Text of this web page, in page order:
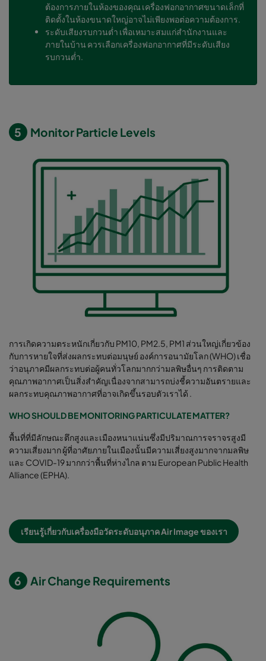
ต้องการภายในห้องของคุณ เครื่องฟอกอากาศขนาดเล็กที่
ติดตั้งในห้องขนาดใหญ่อาจไม่เพียงพอต่อความต้องการ.
ระดับเสียงรบกวนต่ำ เพื่อเหมาะสมแก่สำนักงานและ
ภายในบ้าน ควรเลือกเครื่องฟอกอากาศที่มีระดับเสียง
รบกวนต่ำ.
5 Monitor Particle Levels
การเกิดความตระหนักเกี่ยวกับ PM10, PM2.5, PM1 ส่วนใหญ่เกี่ยวข้อง
กับการหายใจที่ส่งผลกระทบต่อมนุษย์ องค์การอนามัยโลก (WHO) เชื่อ
ว่าอนุภาคมีผลกระทบต่อผู้คนทั่วโลกมากกว่ามลพิษอื่นๆ การติดตาม
คุณภาพอากาศเป็นสิ่งสำคัญเนื่องจากสามารถบ่งชี้ความอันตรายและ
ผลกระทบคุณภาพอากาศที่อาจเกิดขึ้นรอบตัวเราได้ .
WHO SHOULD BE MONITORING PARTICULATE MATTER?
พื้นที่ที่มีลักษณะตึกสูงและเมืองหนาแน่นซึ่งมีปริมาณการจราจรสูงมี
ความเสี่ยงมาก ผู้ที่อาศัยภายในเมืองนั้นมีความเสี่ยงสูงมากจากมลพิษ
และ COVID-19 มากกว่าพื้นที่ห่างไกล ตาม European Public Health
Alliance (EPHA).
เรียนรู้เกี่ยวกับเครื่องมือวัดระดับอนุภาค Air Image ของเรา
6 Air Change Requirements